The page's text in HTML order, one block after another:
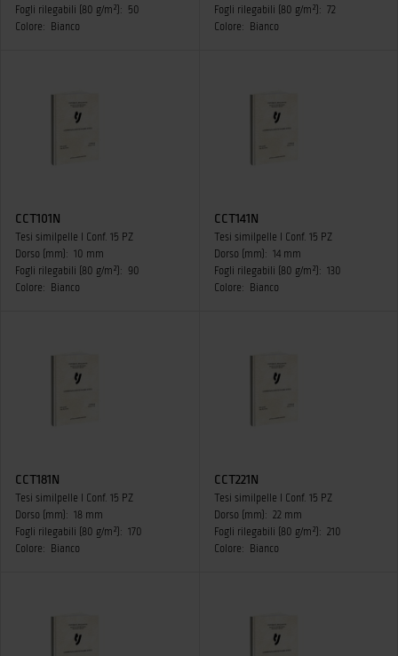
Fogli rilegabili (80 g/m²):
50
Colore:
Bianco
Fogli rilegabili (80 g/m²): 72
Colore:
Bianco
CCT101N
Tesi similpelle I Conf. 15 PZ
Dorso (mm): 10 mm
Fogli rilegabili (80 g/m²):
90
Colore:
Bianco
CCT141N
Tesi similpelle I Conf. 15 PZ
Dorso (mm): 14 mm
Fogli rilegabili (80 g/m²): 130
Colore:
Bianco
CCT181N
Tesi similpelle I Conf. 15 PZ
Dorso (mm): 18 mm
Fogli rilegabili (80 g/m²): 170
Colore:
Bianco
CCT221N
Tesi similpelle I Conf. 15 PZ
Dorso (mm): 22 mm
Fogli rilegabili (80 g/m²): 210
Colore:
Bianco